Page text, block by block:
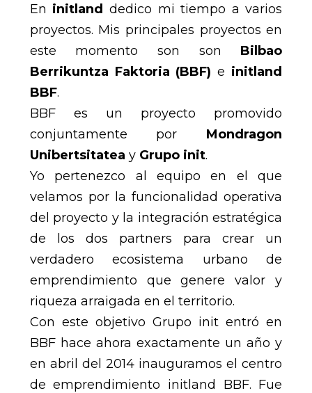
En initland dedico mi tiempo a varios
proyectos. Mis principales proyectos en
este momento son son Bilbao
Berrikuntza Faktoria (BBF) e initland
BBF.
BBF es un proyecto promovido
conjuntamente por Mondragon
Unibertsitatea y Grupo init.
Yo pertenezco al equipo en el que
velamos por la funcionalidad operativa
del proyecto y la integración estratégica
de los dos partners para crear un
verdadero ecosistema urbano de
emprendimiento que genere valor y
riqueza arraigada en el territorio.
Con este objetivo Grupo init entró en
BBF hace ahora exactamente un año y
en abril del 2014 inauguramos el centro
de emprendimiento initland BBF. Fue